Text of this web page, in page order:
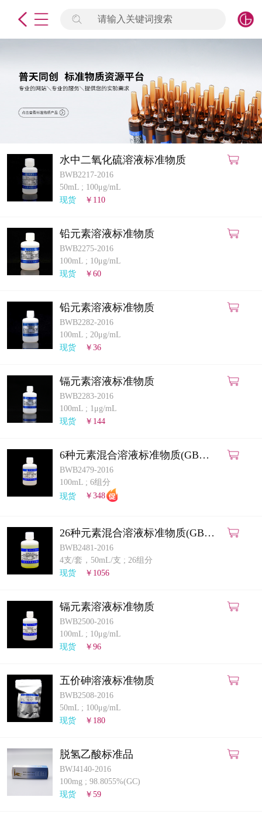
请输入关键词搜索
水中二氧化硫溶液标准物质
BWB2217-2016
50mL ; 100μg/mL
现货
￥110
铅元素溶液标准物质
BWB2275-2016
100mL ; 10μg/mL
现货
￥60
铅元素溶液标准物质
BWB2282-2016
100mL ; 20μg/mL
现货
￥36
镉元素溶液标准物质
BWB2283-2016
100mL ; 1μg/mL
现货
￥144
6种元素混合溶液标准物质(GB
5009.268-2025)(ICP-MS法)
BWB2479-2016
100mL ; 6组分
现货
￥348
26种元素混合溶液标准物质(GB
5009.268-2025)(ICP-MS法)
BWB2481-2016
4支/套，50mL/支 ; 26组分
现货
￥1056
镉元素溶液标准物质
BWB2500-2016
100mL ; 10μg/mL
现货
￥96
五价砷溶液标准物质
BWB2508-2016
50mL ; 100μg/mL
现货
￥180
脱氢乙酸标准品
BWJ4140-2016
100mg ; 98.8055%(GC)
现货
￥59
签到
标准物质
产品专项
微生物检测/质控品
定制标物
定制仪器
计量课堂
知识交流
公司主页
购物车
会员中心
联系我们
返回主页